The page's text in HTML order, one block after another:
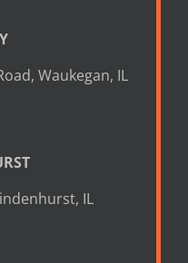
Waukegan, IL
IL